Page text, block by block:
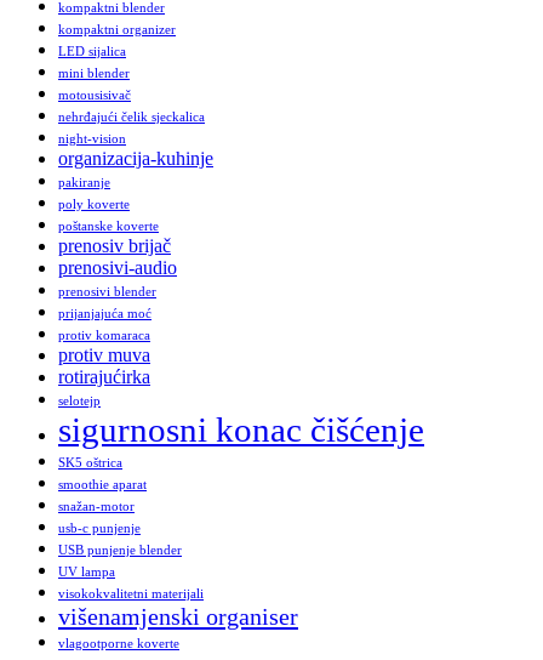
kompaktni blender
kompaktni organizer
LED sijalica
mini blender
motousisivač
nehrđajući čelik sjeckalica
night-vision
organizacija-kuhinje
pakiranje
poly koverte
poštanske koverte
prenosiv brijač
prenosivi-audio
prenosivi blender
prijanjajuća moć
protiv komaraca
protiv muva
rotirajućirka
selotejp
sigurnosni konac čišćenje
SK5 oštrica
smoothie aparat
snažan-motor
usb-c punjenje
USB punjenje blender
UV lampa
visokokvalitetni materijali
višenamjenski organiser
vlagootporne koverte